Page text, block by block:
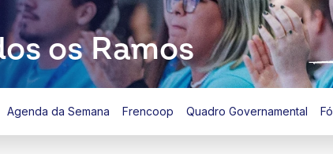
os Ramos
Agenda da Semana Frencoop Quadro Governamental